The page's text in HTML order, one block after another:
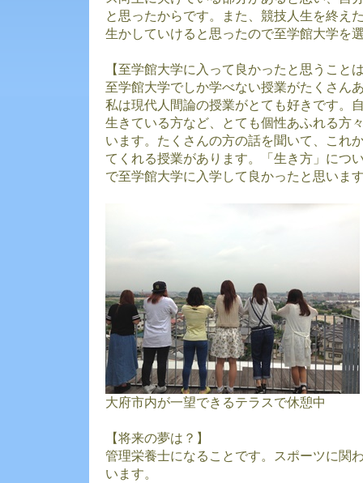
と思ったからです。また、競技人生を終え
生かしていけると思ったので至学館大学を
【至学館大学に入って良かったと思うこと
至学館大学でしか学べない授業がたくさん
私は現代人間論の授業がとても好きです。
生きている方など、とても個性あふれる方
います。たくさんの方の話を聞いて、これ
てくれる授業があります。「生き方」につ
で至学館大学に入学して良かったと思いま
大府市内が一望できるテラスで休憩中
【将来の夢は？】
管理栄養士になることです。スポーツに関
います。